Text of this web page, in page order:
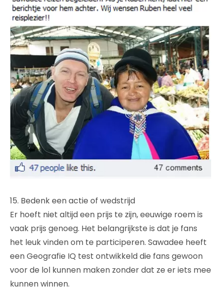
15. Bedenk een actie of wedstrijd
Er hoeft niet altijd een prijs te zijn, eeuwige roem is
vaak prijs genoeg. Het belangrijkste is dat je fans
het leuk vinden om te participeren. Sawadee heeft
een Geografie IQ test ontwikkeld die fans gewoon
voor de lol kunnen maken zonder dat ze er iets mee
kunnen winnen.